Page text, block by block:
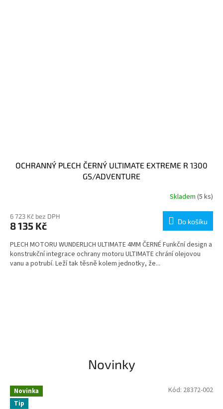
OCHRANNÝ PLECH ČERNÝ ULTIMATE EXTREME R 1300
GS/ADVENTURE
Skladem (5 ks)
6 723 Kč bez DPH
8 135 Kč Do košíku
PLECH MOTORU WUNDERLICH ULTIMATE 4MM ČERNÉ Funkční design a
konstrukční integrace ochrany motoru ULTIMATE chrání olejovou
vanu a potrubí. Leží tak těsně kolem jednotky, že...
Novinky
Novinka
Tip
Kód: 28372-002